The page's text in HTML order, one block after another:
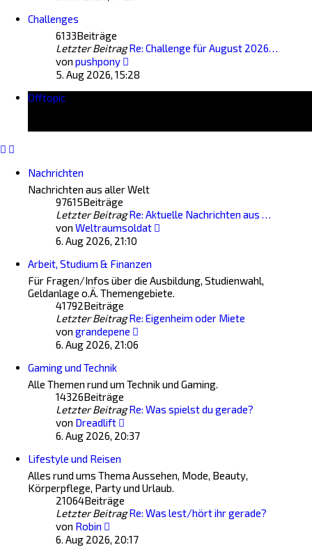
Challenges
6133Beiträge
Letzter Beitrag Re: Challenge für August 2026…
von pushpony
Beitrag
5. Aug 2026, 15:28
Offtopic
Nachrichten
Nachrichten aus aller Welt
97615Beiträge
Letzter Beitrag Re: Aktuelle Nachrichten aus …
von Weltraumsoldat
6. Aug 2026, 21:10
Arbeit, Studium & Finanzen
Für Fragen/Infos über die Ausbildung, Studienwahl,
Geldanlage o.Ä. Themengebiete.
41792Beiträge
Letzter Beitrag Re: Eigenheim oder Miete
von grandepene
6. Aug 2026, 21:06
Gaming und Technik
Alle Themen rund um Technik und Gaming.
14326Beiträge
Letzter Beitrag Re: Was spielst du gerade?
von Dreadlift
Beitrag
6. Aug 2026, 20:37
Lifestyle und Reisen
Alles rund ums Thema Aussehen, Mode, Beauty,
Körperpflege, Party und Urlaub.
21064Beiträge
Letzter Beitrag Re: Was lest/hört ihr gerade?
von Robin
Beitrag
6. Aug 2026, 20:17